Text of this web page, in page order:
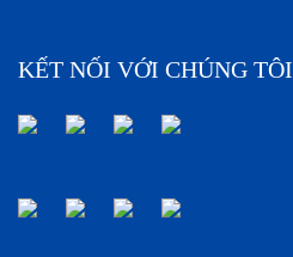
KẾT NỐI VỚI CHÚNG TÔI